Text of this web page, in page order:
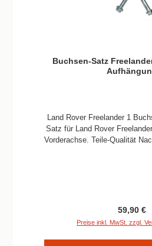
Buchsen-Satz
Land Rover Freelander 1
Satz für Land Rover
Vorderachse. Teile-Qualität
59,90 €
Preise inkl. MwSt. zzgl.